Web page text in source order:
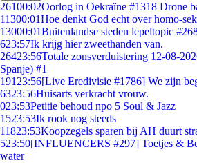
26100:02Oorlog in Oekraïne #1318 Drone
11300:01Hoe denkt God echt over homo-
13000:01Buitenlandse steden lepeltopic
623:57Ik krijg hier zweethanden van.
26423:56Totale zonsverduistering 12-08-
Spanje) #1
191 23:56[Live Eredivisie #1786] We zijn
6323:56Huisarts verkracht vrouw.
023:53Petitie behoud npo 5 Soul & Jazz
1523:53Ik rook nog steeds
11823:53Koopzegels sparen bij AH duurt
523:50[INFLUENCERS #297] Toetjes &
water